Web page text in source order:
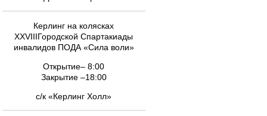
Керлинг на колясках
XXVIIIГородской Спартакиады
инвалидов ПОДА «Сила воли»
Открытие– 8:00
Закрытие –18:00
с/к «Керлинг Холл»